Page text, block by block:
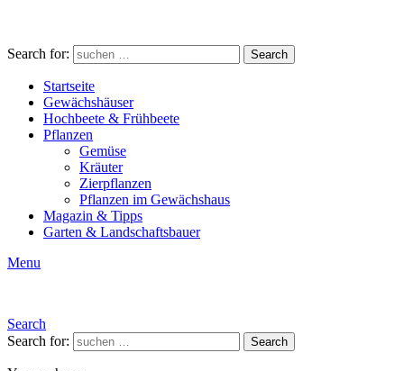
Search for: Search
Startseite
Gewächshäuser
Hochbeete & Frühbeete
Pflanzen
Gemüse
Kräuter
Zierpflanzen
Pflanzen im Gewächshaus
Magazin & Tipps
Garten & Landschaftsbauer
Menu
Search
Search for:
Search